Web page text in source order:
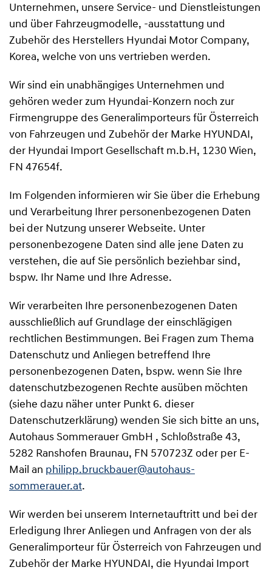
Unternehmen, unsere Service- und Dienstleistungen
und über Fahrzeugmodelle, -ausstattung und
Zubehör des Herstellers Hyundai Motor Company,
Korea, welche von uns vertrieben werden.
Wir sind ein unabhängiges Unternehmen und
gehören weder zum Hyundai-Konzern noch zur
Firmengruppe des Generalimporteurs für Österreich
von Fahrzeugen und Zubehör der Marke HYUNDAI,
der Hyundai Import Gesellschaft m.b.H, 1230 Wien,
FN 47654f.
Im Folgenden informieren wir Sie über die Erhebung
und Verarbeitung Ihrer personenbezogenen Daten
bei der Nutzung unserer Webseite. Unter
personenbezogene Daten sind alle jene Daten zu
verstehen, die auf Sie persönlich beziehbar sind,
bspw. Ihr Name und Ihre Adresse.
Wir verarbeiten Ihre personenbezogenen Daten
ausschließlich auf Grundlage der einschlägigen
rechtlichen Bestimmungen. Bei Fragen zum Thema
Datenschutz und Anliegen betreffend Ihre
personenbezogenen Daten, bspw. wenn Sie Ihre
datenschutzbezogenen Rechte ausüben möchten
(siehe dazu näher unter Punkt 6. dieser
Datenschutzerklärung) wenden Sie sich bitte an uns,
Autohaus Sommerauer GmbH , Schloßstraße 43,
5282 Ranshofen Braunau, FN 570723Z oder per E-
Mail an philipp.bruckbauer@autohaus-
sommerauer.at.
Wir werden bei unserem Internetauftritt und bei der
Erledigung Ihrer Anliegen und Anfragen von der als
Generalimporteur für Österreich von Fahrzeugen und
Zubehör der Marke HYUNDAI, die Hyundai Import